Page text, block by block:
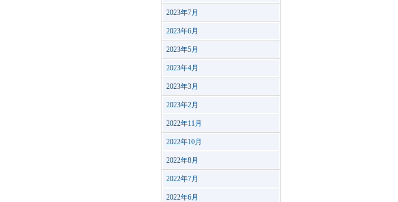
2023年7月
2023年6月
2023年5月
2023年4月
2023年3月
2023年2月
2022年11月
2022年10月
2022年8月
2022年7月
2022年6月